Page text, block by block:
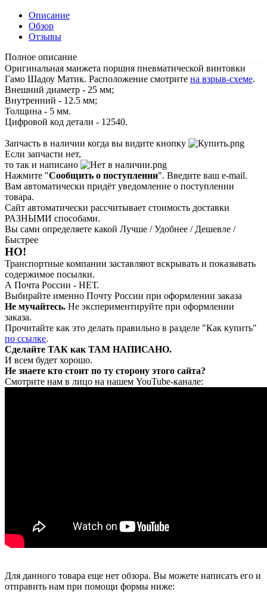
Описание
Обзор
Отзывы
Полное описание
Оригинальная манжета поршня пневматической винтовки
Гамо Шадоу Матик. Расположение смотрите на взрыв-схеме.
Внешний диаметр - 25 мм;
Внутренний - 12.5 мм;
Толщина - 5 мм.
Цифровой код детали - 12540.
Запчасть в наличии когда вы видите кнопку
Если запчасти нет,
то так и написано
Нажмите "Сообщить о поступлении". Введите ваш e-mail.
Вам автоматически придёт уведомление о поступлении
товара.
Сайт автоматически рассчитывает стоимость доставки
РАЗНЫМИ способами.
Вы сами определяете какой Лучше / Удобнее / Дешевле /
Быстрее
НО!
Транспортные компании заставляют вскрывать и показывать
содержимое посылки.
А Почта России - НЕТ.
Выбирайте именно Почту России при оформлении заказа
Не мучайтесь. Не экспериментируйте при оформлении
заказа.
Прочитайте как это делать правильно в разделе "Как купить"
по ссылке.
Сделайте ТАК как ТАМ НАПИСАНО.
И всем будет хорошо.
Не знаете кто стоит по ту сторону этого сайта?
Смотрите нам в лицо на нашем YouTube-канале:
Для данного товара еще нет обзора. Вы можете написать его и
отправить нам при помощи формы ниже: